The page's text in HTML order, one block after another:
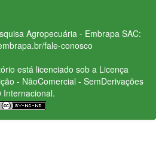
Agropecuária - Embrapa SAC:
fale-conosco
está licenciado sob a Licença
- NãoComercial - SemDerivações
Internacional.